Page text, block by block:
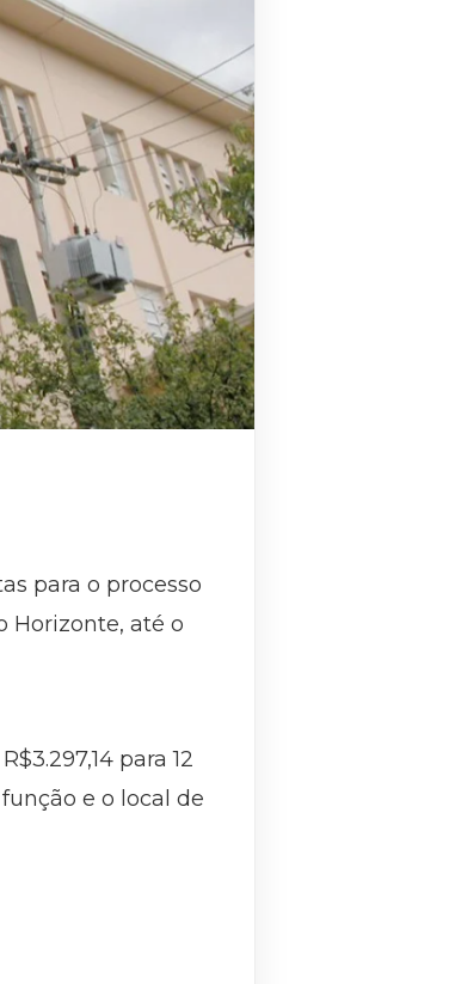
para o processo
Horizonte, até o
para 12
e o local de